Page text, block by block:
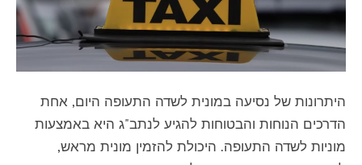
היתרונות של נסיעה במונית לשדה התעופה היום, אחת
הדרכים הנוחות והבטוחות להגיע לנתב"ג היא באמצעות
מוניות לשדה התעופה. היכולת להזמין מונית מראש,